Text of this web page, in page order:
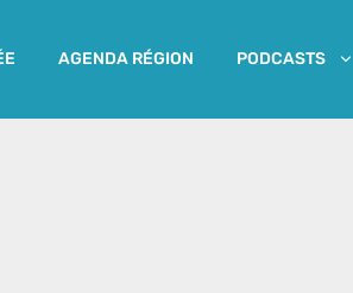
AGENDA RÉGION PODCASTS